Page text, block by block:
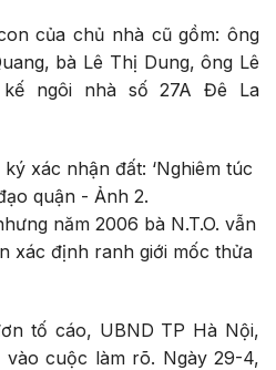
của chủ nhà cũ gồm: ông
bà Lê Thị Dung, ông Lê
ngôi nhà số 27A Đê La
năm 2006 bà N.T.O. vẫn
xác định ranh giới mốc thửa
tố cáo, UBND TP Hà Nội,
cuộc làm rõ. Ngày 29-4,